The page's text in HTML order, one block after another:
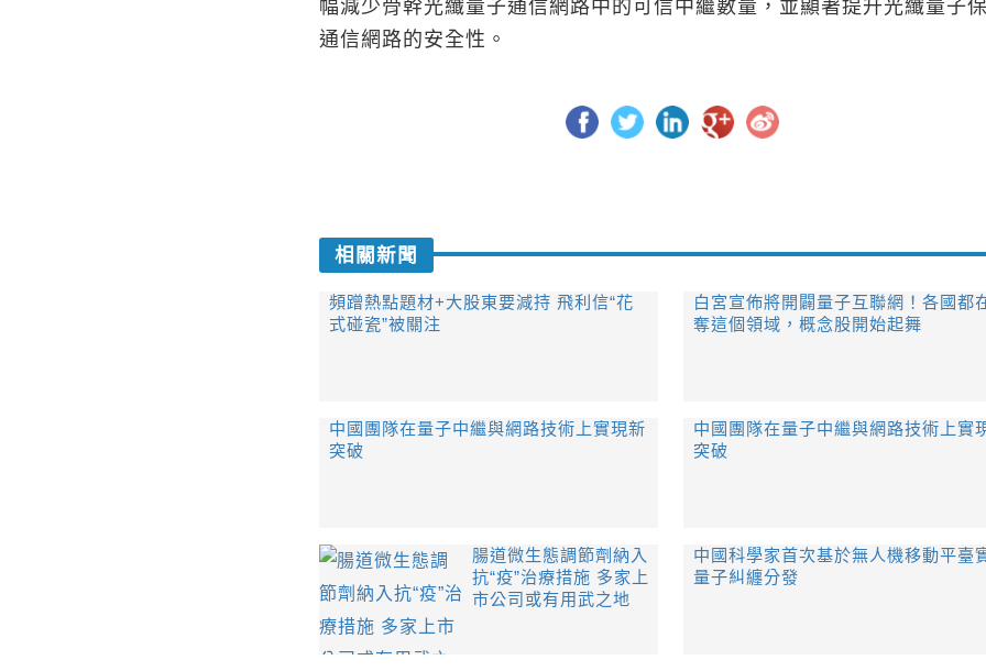
幅減少骨幹光纖量子通信網路中的可信中繼數量，並顯著提升光纖量子
通信網路的安全性。
相關新聞
頻蹭熱點題材+大股東要減持 飛利信“花
式碰瓷”被關注
白宮宣佈將開闢量子互聯網！各國都
奪這個領域，概念股開始起舞
中國團隊在量子中繼與網路技術上實現新
突破
中國團隊在量子中繼與網路技術上實
突破
腸道微生態調節劑納入
抗“疫”治療措施 多家上
市公司或有用武之地
中國科學家首次基於無人機移動平臺
量子糾纏分發